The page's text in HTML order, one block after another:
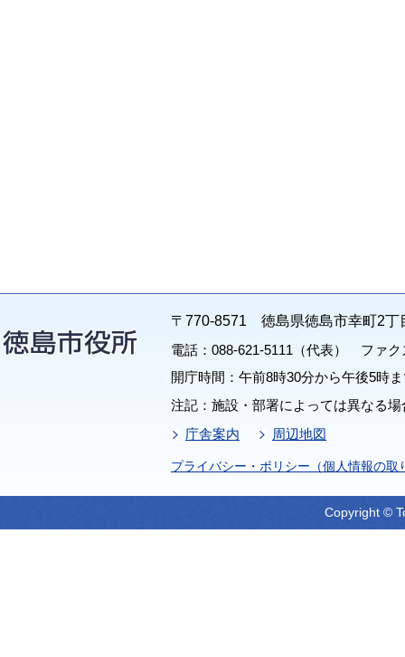
〒770-8571 徳島県徳島市幸町2丁
電話：088-621-5111（代表） ファク
開庁時間：午前8時30分から午後5時
注記：施設・部署によっては異なる
庁舎案内
周辺地図
プライバシー・ポリシー（個人情報の取
Copyright ©